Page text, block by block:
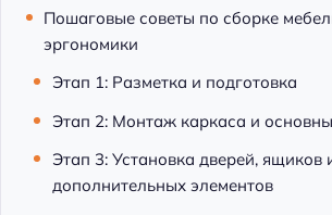
Пошаговые советы по сборке
эргономики
Этап 1: Разметка и подготовка
Этап 2: Монтаж каркаса и
Этап 3: Установка дверей, ящиков
дополнительных элементов